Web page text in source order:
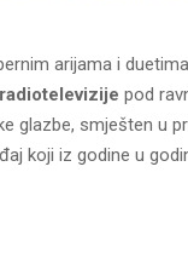
arijama i
pod
glazbe, smješten u
koji iz godine u